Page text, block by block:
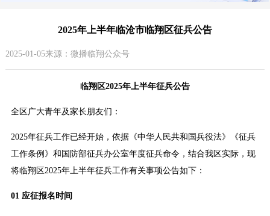
2025年上半年临沧市临翔区征兵公告
2025-01-05来源：微播临翔公众号
临翔区2025年上半年征兵公告
全区广大青年及家长朋友们：
2025年征兵工作已经开始，依据《中华人民共和国兵役法》《征兵
工作条例》和国防部征兵办公室年度征兵命令，结合我区实际，现
将临翔区2025年上半年征兵工作有关事项公告如下：
01 应征报名时间